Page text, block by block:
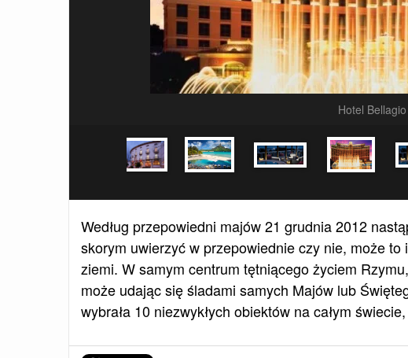
Hotel
Według przepowiedni majów 21 grudnia 2012
skorym uwierzyć w przepowiednie czy nie, może
ziemi. W samym centrum tętniącego życiem
może udając się śladami samych Majów lub
wybrała 10 niezwykłych obiektów na całym